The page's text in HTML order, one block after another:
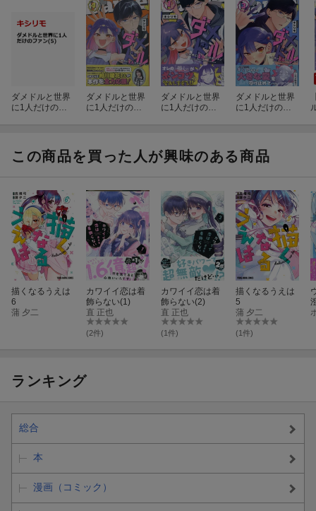
ダメドルと世界
に1人だけのフ
ダメドルと世界
に1人だけのフ
ダメドルと世界
に1人だけのフ
ダメドルと世界
に1人だけのフ
この商品を買った人が興味のある商品
描くなるうえは
6
蒲 夕二
カワイイ恋は着
飾らない(1)
直 正也
(2件)
カワイイ恋は着
飾らない(2)
直 正也
(1件)
描くなるうえは
5
蒲 夕二
(1件)
ランキング
総合
本
漫画（コミック）